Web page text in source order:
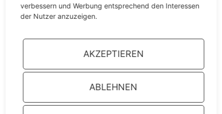
In Koope­ra­ti­on mit derVHS
verbessern und Werbung entsprechend den Interessen
der Nutzer anzuzeigen.
AKZEPTIEREN
ABLEHNEN